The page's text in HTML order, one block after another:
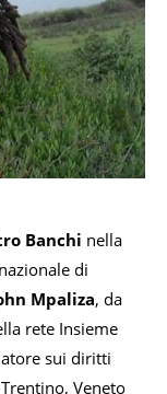
Banchi nella
di
Mpaliza, da
rete Insieme
sui diritti
Veneto